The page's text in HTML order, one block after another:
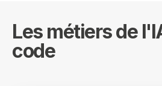
Les métiers de
code